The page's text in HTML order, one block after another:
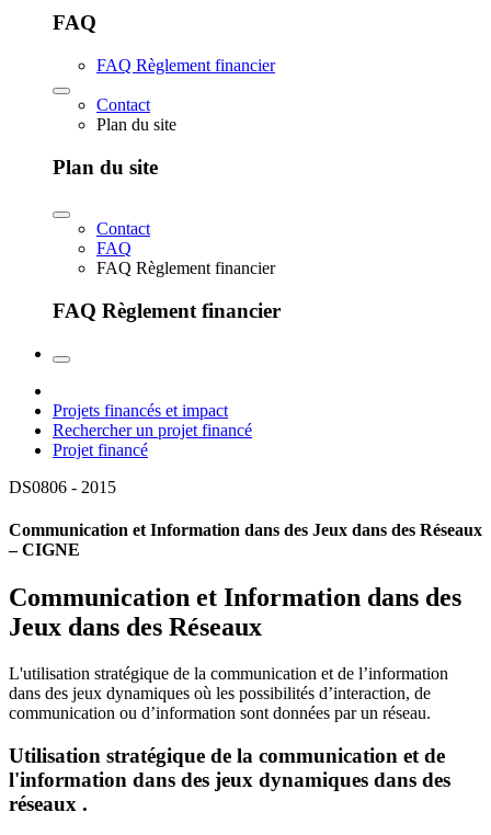
FAQ
FAQ Règlement financier
Contact
Plan du site
Plan du site
Contact
FAQ
FAQ Règlement financier
FAQ Règlement financier
Projets financés et impact
Rechercher un projet financé
Projet financé
DS0806 - 2015
Communication et Information dans des Jeux dans des Réseaux
– CIGNE
Communication et Information dans des
Jeux dans des Réseaux
L'utilisation stratégique de la communication et de l’information
dans des jeux dynamiques où les possibilités d’interaction, de
communication ou d’information sont données par un réseau.
Utilisation stratégique de la communication et de
l'information dans des jeux dynamiques dans des
réseaux .